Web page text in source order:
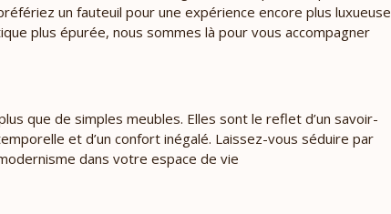
un fauteuil pour une expérience encore plus luxueuse
plus épurée, nous sommes là pour vous accompagner
que de simples meubles. Elles sont le reflet d’un savoir-
et d’un confort inégalé. Laissez-vous séduire par
dans votre espace de vie